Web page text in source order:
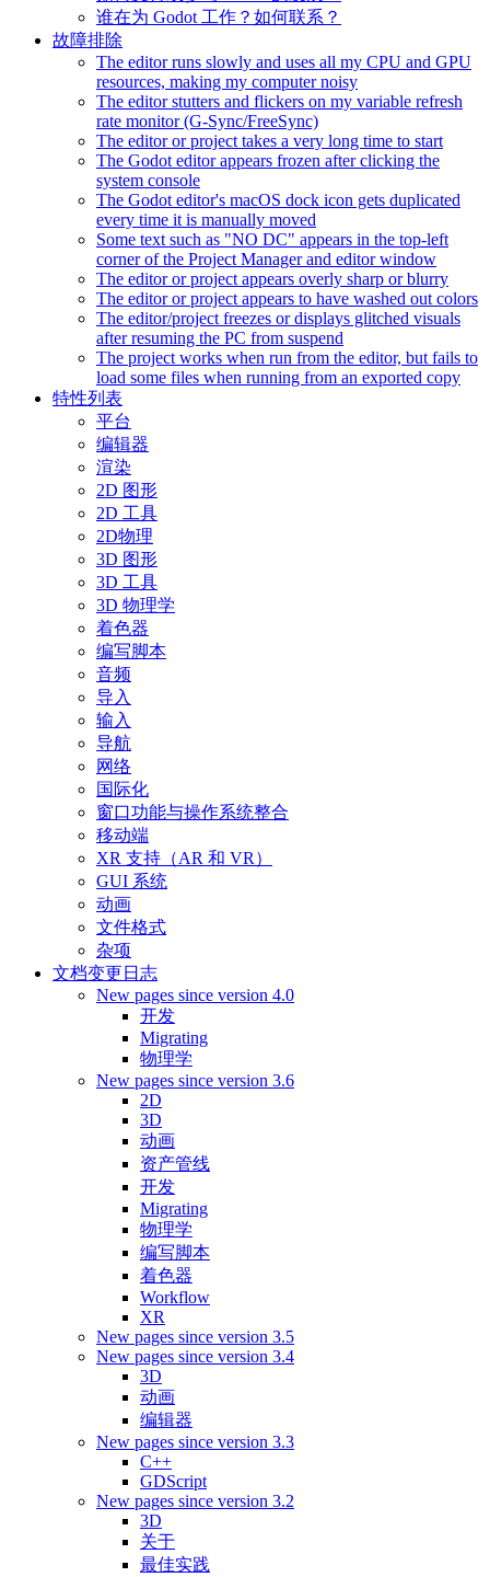
谁在为 Godot 工作？如何联系？
故障排除
The editor runs slowly and uses all my CPU and GPU
resources, making my computer noisy
The editor stutters and flickers on my variable refresh
rate monitor (G-Sync/FreeSync)
The editor or project takes a very long time to start
The Godot editor appears frozen after clicking the
system console
The Godot editor's macOS dock icon gets duplicated
every time it is manually moved
Some text such as "NO DC" appears in the top-left
corner of the Project Manager and editor window
The editor or project appears overly sharp or blurry
The editor or project appears to have washed out colors
The editor/project freezes or displays glitched visuals
after resuming the PC from suspend
The project works when run from the editor, but fails to
load some files when running from an exported copy
特性列表
平台
编辑器
渲染
2D 图形
2D 工具
2D物理
3D 图形
3D 工具
3D 物理学
着色器
编写脚本
音频
导入
输入
导航
网络
国际化
窗口功能与操作系统整合
移动端
XR 支持（AR 和 VR）
GUI 系统
动画
文件格式
杂项
文档变更日志
New pages since version 4.0
开发
Migrating
物理学
New pages since version 3.6
2D
3D
动画
资产管线
开发
Migrating
物理学
编写脚本
着色器
Workflow
XR
New pages since version 3.5
New pages since version 3.4
3D
动画
编辑器
New pages since version 3.3
C++
GDScript
New pages since version 3.2
3D
关于
最佳实践